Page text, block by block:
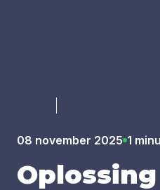
08 november 2025 1